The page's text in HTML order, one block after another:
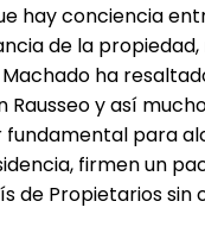
hay conciencia
de la
ha
Rausseo y así
para
firmen un
de Propietarios sin